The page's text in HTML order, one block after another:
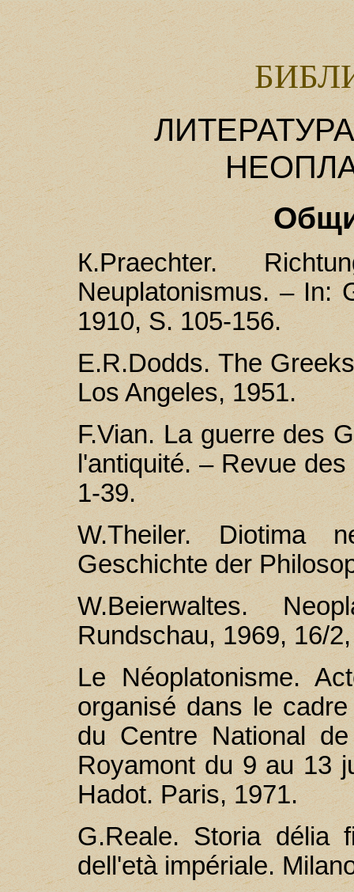
К.Praechter.
Neuplatonismus. – In:
1910, S. 105-156.
E.R.Dоdds. The
Los Angeles, 1951.
F.Vian. La guerre des
l'antiquité. – Revue
1-39.
W.Theiler. Diotima
Geschichte der
W.Beierwaltes.
Rundschau, 1969, 16/
Le Néoplatonisme.
organisé dans le
du Centre National
Royamont du 9 au 13
Hadot. Paris, 1971.
G.Reale. Storia délia
dell'età impériale.